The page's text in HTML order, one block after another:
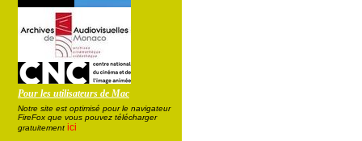
Pour les utilisateurs de Mac
Notre site est optimisé pour le navigateur
FireFox que vous pouvez télécharger
gratuitement ici